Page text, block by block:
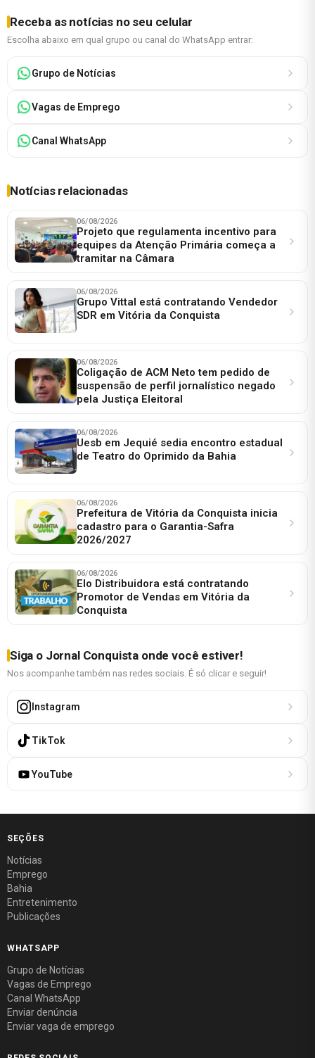
Receba as notícias no seu celular
Escolha abaixo em qual grupo ou canal do WhatsApp entrar:
Grupo de Notícias
Vagas de Emprego
Canal WhatsApp
Notícias relacionadas
06/08/2026
Projeto que regulamenta incentivo para
equipes da Atenção Primária começa a
tramitar na Câmara
06/08/2026
Grupo Vittal está contratando Vendedor
SDR em Vitória da Conquista
06/08/2026
Coligação de ACM Neto tem pedido de
suspensão de perfil jornalístico negado
pela Justiça Eleitoral
06/08/2026
Uesb em Jequié sedia encontro estadual
de Teatro do Oprimido da Bahia
06/08/2026
Prefeitura de Vitória da Conquista inicia
cadastro para o Garantia-Safra
2026/2027
06/08/2026
Elo Distribuidora está contratando
Promotor de Vendas em Vitória da
Conquista
Siga o Jornal Conquista onde você estiver!
Nos acompanhe também nas redes sociais. É só clicar e seguir!
Instagram
TikTok
YouTube
SEÇÕES
Notícias
Emprego
Bahia
Entretenimento
Publicações
WHATSAPP
Grupo de Notícias
Vagas de Emprego
Canal WhatsApp
Enviar denúncia
Enviar vaga de emprego